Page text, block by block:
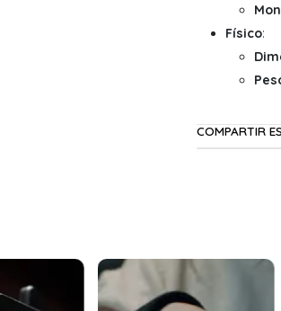
Físico:
COMPARTIR